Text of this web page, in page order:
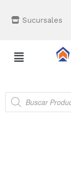
Sucursales